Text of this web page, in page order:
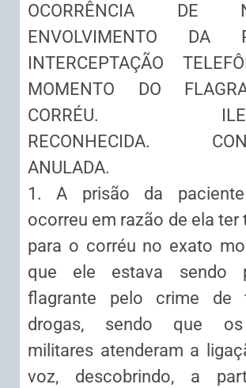
OCORRÊNCIA DE
ENVOLVIMENTO DA
INTERCEPTAÇÃO
MOMENTO DO
CORRÉU.
RECONHECIDA.
ANULADA.
1. A prisão da paciente
ocorreu em razão de ela ter
para o corréu no exato
que ele estava sendo
flagrante pelo crime de
drogas, sendo que
militares atenderam a
voz, descobrindo, a